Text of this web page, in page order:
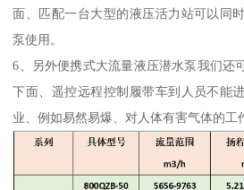
面、匹配一台大型的液压活力站可以同
泵使用。
6、另外便携式大流量液压潜水泵我们还
下面、遥控远程控制履带车到人员不能
业、例如易然易爆、对人体有害气体的工